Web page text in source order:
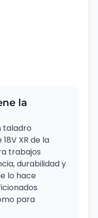
la
taladro
XR de la
trabajos
durabilidad y
lo hace
para